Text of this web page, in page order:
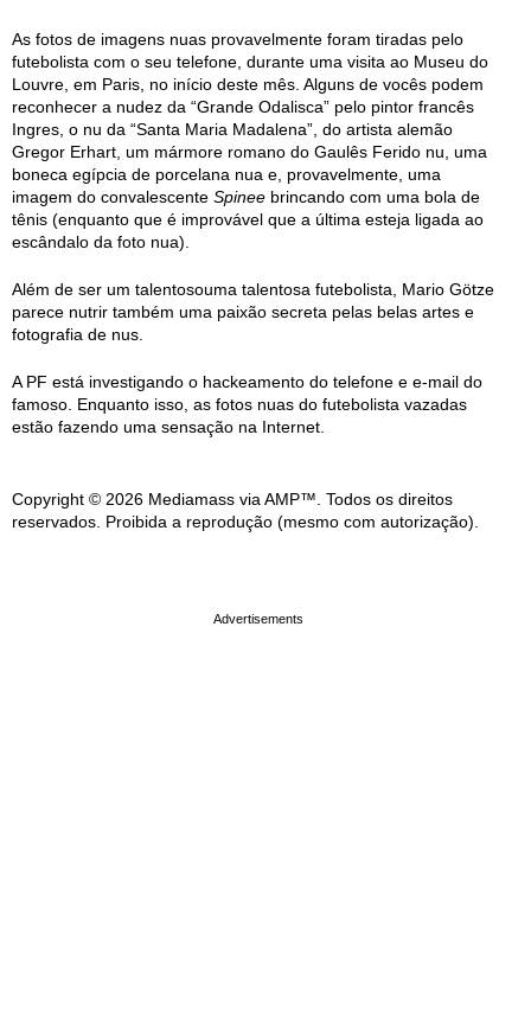
As fotos de imagens nuas provavelmente foram tiradas pelo
futebolista com o seu telefone, durante uma visita ao Museu do
Louvre, em Paris, no início deste mês. Alguns de vocês podem
reconhecer a nudez da “Grande Odalisca” pelo pintor francês
Ingres, o nu da “Santa Maria Madalena”, do artista alemão
Gregor Erhart, um mármore romano do Gaulês Ferido nu, uma
boneca egípcia de porcelana nua e, provavelmente, uma
imagem do convalescente Spinee brincando com uma bola de
tênis (enquanto que é improvável que a última esteja ligada ao
escândalo da foto nua).
Além de ser um talentosouma talentosa futebolista, Mario Götze
parece nutrir também uma paixão secreta pelas belas artes e
fotografia de nus.
A PF está investigando o hackeamento do telefone e e-mail do
famoso. Enquanto isso, as fotos nuas do futebolista vazadas
estão fazendo uma sensação na Internet.
Copyright © 2026 Mediamass via AMP™. Todos os direitos
reservados. Proibida a reprodução (mesmo com autorização).